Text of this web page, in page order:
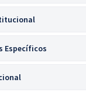
Específicos